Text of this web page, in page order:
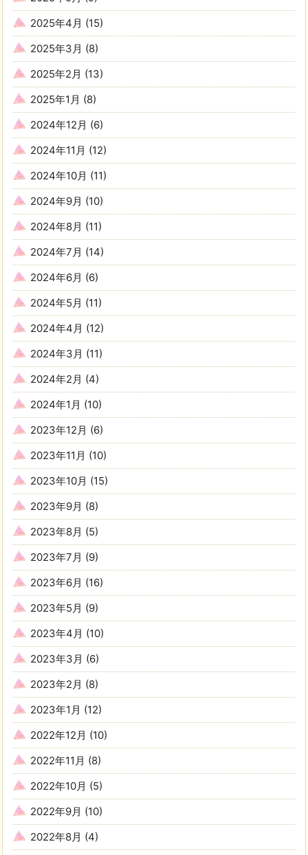
2025年4月 (15)
2025年3月 (8)
2025年2月 (13)
2025年1月 (8)
2024年12月 (6)
2024年11月 (12)
2024年10月 (11)
2024年9月 (10)
2024年8月 (11)
2024年7月 (14)
2024年6月 (6)
2024年5月 (11)
2024年4月 (12)
2024年3月 (11)
2024年2月 (4)
2024年1月 (10)
2023年12月 (6)
2023年11月 (10)
2023年10月 (15)
2023年9月 (8)
2023年8月 (5)
2023年7月 (9)
2023年6月 (16)
2023年5月 (9)
2023年4月 (10)
2023年3月 (6)
2023年2月 (8)
2023年1月 (12)
2022年12月 (10)
2022年11月 (8)
2022年10月 (5)
2022年9月 (10)
2022年8月 (4)